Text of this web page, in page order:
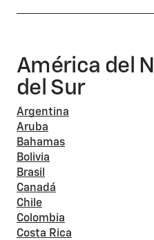
América del
del Sur
Argentina
Aruba
Bahamas
Bolivia
Brasil
Canadá
Chile
Colombia
Costa Rica